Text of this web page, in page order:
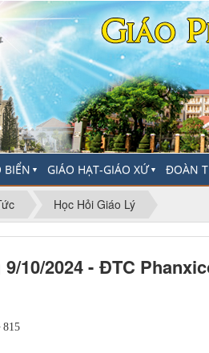
BIỂN ▼ GIÁO HẠT-GIÁO XỨ▼ ĐOÀN
Học Hỏi Giáo Lý
10/2024 - ĐTC
815